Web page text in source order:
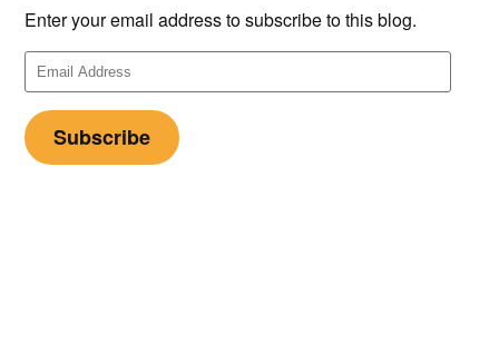
Enter your email address to subscribe to this blog.
Email
Address
Subscribe